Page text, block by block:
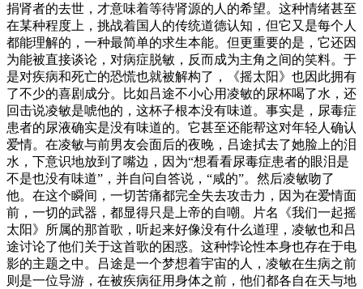
捐肾者的去世，才意味着等待肾源的人的希望。这种情绪甚至
在某种程度上，挑战着国人的传统道德认知，但它又是每个人
都能理解的，一种最简单的求生本能。但更重要的是，它还因
为能被直接谈论，对病症脱敏，反而成为主角之间的笑料。于
是对疾病和死亡的恐慌也就被解构了，《摇太阳》也因此拥有
了不少的喜剧成分。比如吕途不小心用凌敏的尿杯喝了水，还
回击说凌敏是唬他的，这杯子根本没有味道。事实是，尿毒症
患者的尿液确实是没有味道的。它甚至还能帮这对年轻人确认
爱情。在凌敏与前男友会面后的夜晚，吕途拭去了她脸上的泪
水，下意识地放到了嘴边，因为“想看看尿毒症患者的眼泪是
不是也没有味道”，并自问自答说，“咸的”。然后凌敏吻了
他。在这个瞬间，一切苦痛都完全失去攻击力，因为在爱情面
前，一切的武器，都显得只是上帝的自嘲。片名《我们一起摇
太阳》所属的那首歌，听起来好像没有什么道理，凌敏也和吕
途讨论了他们关于这首歌的困惑。这种悖论性本身也存在于电
影的主题之中。吕途是一个梦想着宇宙的人，凌敏在生病之前
则是一位导游，在被疾病征用身体之前，他们都各自在天与地